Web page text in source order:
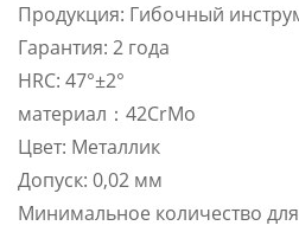
Продукция: Гибочный
Гарантия: 2 года
HRC: 47°±2°
материал：42CrMo
Цвет: Металлик
Допуск: 0,02 мм
Минимальное количество